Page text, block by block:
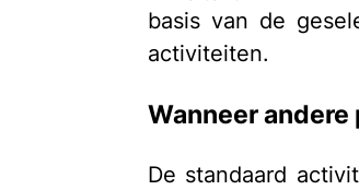
basis van de
activiteiten.
Wanneer
De standaard